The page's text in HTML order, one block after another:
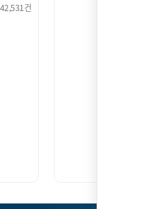
건